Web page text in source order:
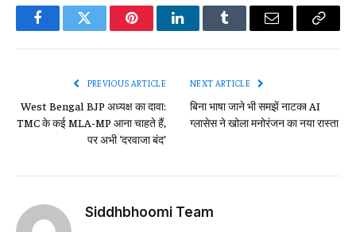
FacebookTwitter PinterestLinkedInTumblr Email
Copy
PREVIOUS ARTICLE
West Bengal BJP अध्यक्ष का दावा:
TMC के कई MLA-MP आना चाहते हैं,
पर अभी ‘दरवाजा बंद’
NEXT ARTICLE
बिना भाषा जाने भी समझें नाटक! AI
ग्लासेस ने खोला मनोरंजन का नया रास्ता
Siddhbhoomi Team